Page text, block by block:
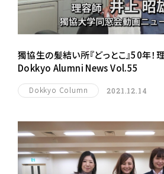
獨協生の髪結い所『どっとこ』50年
Dokkyo Alumni News Vol.55
Dokkyo Column 2021.12.14